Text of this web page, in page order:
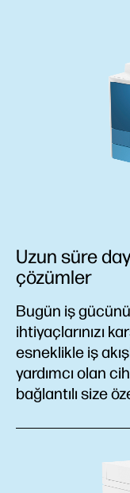
Uzun süre
çözümler
Bugün iş
ihtiyaçlarınızı
esneklikle iş
yardımcı olan
bağlantılı size